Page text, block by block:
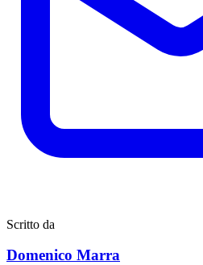
Scritto da
Domenico Marra